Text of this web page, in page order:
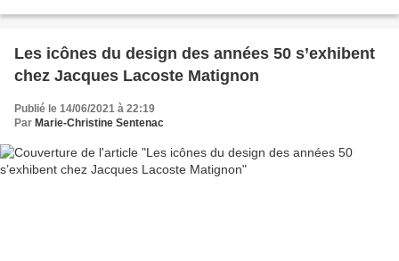
Les icônes du design des années 50 s’exhibent
chez Jacques Lacoste Matignon
Publié le 14/06/2021 à 22:19
Par Marie-Christine Sentenac